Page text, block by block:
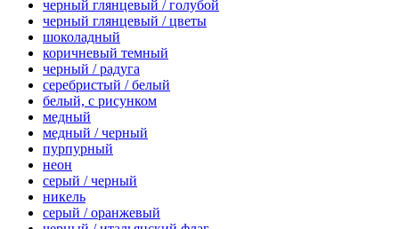
черный глянцевый / голубой
черный глянцевый / цветы
шоколадный
коричневый темный
черный / радуга
серебристый / белый
белый, с рисунком
медный
медный / черный
пурпурный
неон
серый / черный
никель
серый / оранжевый